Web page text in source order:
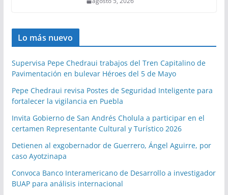
Lo más nuevo
Supervisa Pepe Chedraui trabajos del Tren Capitalino de
Pavimentación en bulevar Héroes del 5 de Mayo
Pepe Chedraui revisa Postes de Seguridad Inteligente para
fortalecer la vigilancia en Puebla
Invita Gobierno de San Andrés Cholula a participar en el
certamen Representante Cultural y Turístico 2026
Detienen al exgobernador de Guerrero, Ángel Aguirre, por
caso Ayotzinapa
Convoca Banco Interamericano de Desarrollo a investigador
BUAP para análisis internacional